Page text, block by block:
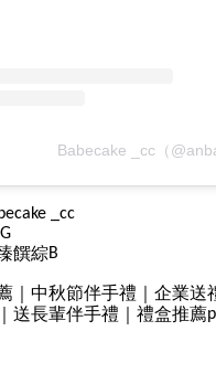
Babecake _cc（
_cc
饌綜B
｜中秋節伴手禮｜企業送
送長輩伴手禮｜禮盒推薦